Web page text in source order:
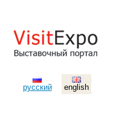
русский english